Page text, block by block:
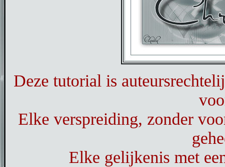
Deze tutorial is
Elke verspreiding, zonder
Elke gelijkenis met